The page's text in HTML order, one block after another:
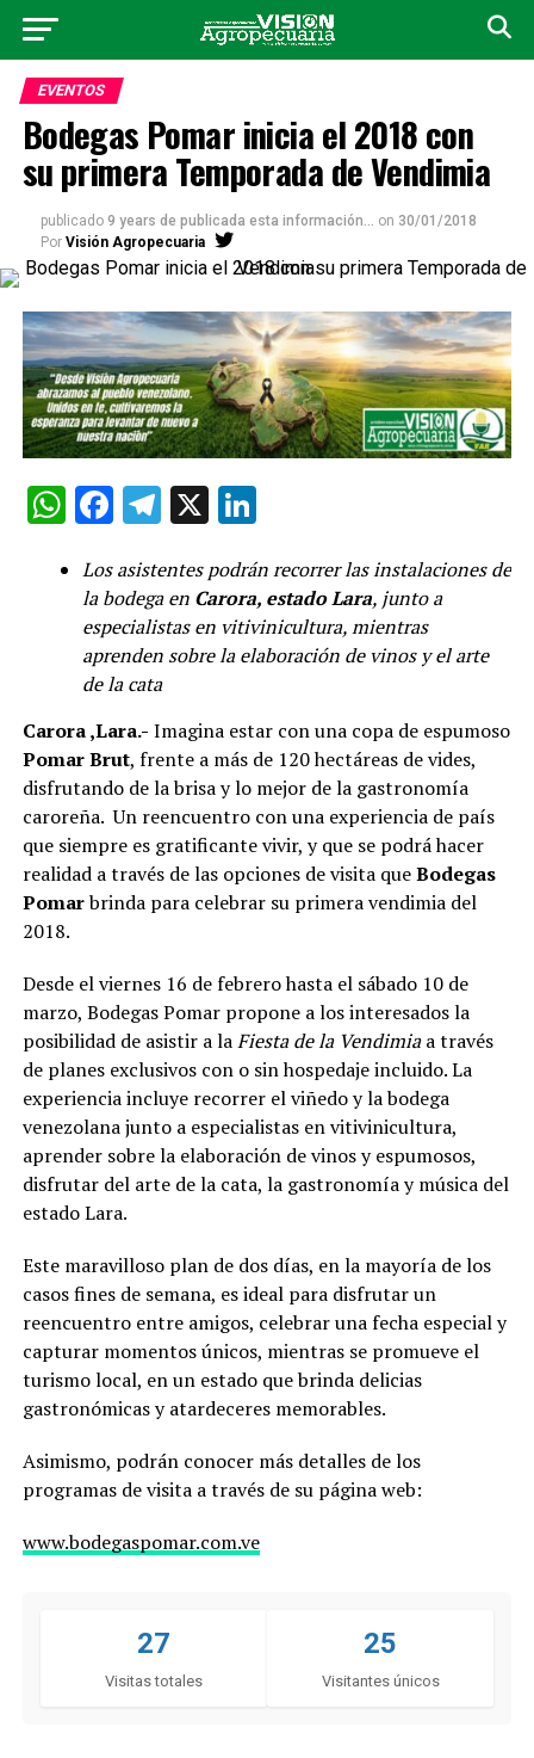
EVENTOS
Bodegas Pomar inicia el 2018 con
su primera Temporada de Vendimia
publicado 9 years de publicada esta información... on 30/01/2018
Por Visión Agropecuaria
WhatsApp
Facebook
Telegram
X LinkedIn
Los asistentes podránrecorrer las instalaciones de
la bodega en Carora, estado Lara, junto a
especialistas en vitivinicultura, mientras
aprenden sobre la elaboración de vinos y el arte
de la cata
Carora ,Lara.- Imagina estar con una copa de espumoso
Pomar Brut, frente a más de 120 hectáreas de vides,
disfrutando de la brisa y lo mejor de la gastronomía
caroreña. Un reencuentro con una experiencia de país
que siempre es gratificante vivir, y que se podrá hacer
realidad a través de las opciones de visita queBodegas
Pomarbrinda para celebrar su primera vendimia del
2018.
Desde el viernes 16 de febrero hasta el sábado 10 de
marzo, Bodegas Pomar propone a los interesados la
posibilidad de asistir a laFiesta de la Vendimiaa través
de planes exclusivos con o sin hospedaje incluido. La
experiencia incluye recorrer el viñedo y la bodega
venezolana junto a especialistas en vitivinicultura,
aprender sobre la elaboración de vinos y espumosos,
disfrutar del arte de la cata, la gastronomía y música del
estado Lara.
Este maravilloso plan de dos días, en la mayoría de los
casos fines de semana, es ideal para disfrutar un
reencuentro entre amigos, celebrar una fecha especial y
capturar momentos únicos, mientras se promueve el
turismo local, en un estado que brinda delicias
gastronómicas y atardeceres memorables.
Asimismo, podrán conocer más detalles de los
programas de visita a través de su página web:
www.bodegaspomar.com.ve
27
Visitas totales
25
Visitantes únicos